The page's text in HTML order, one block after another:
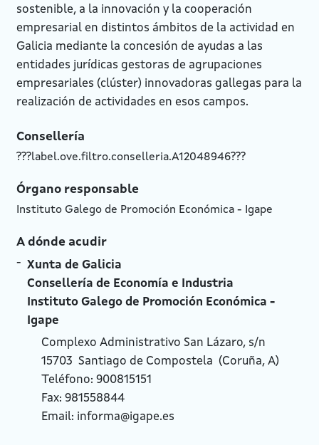
sostenible, a la innovación y la cooperación
empresarial en distintos ámbitos de la actividad en
Galicia mediante la concesión de ayudas a las
entidades jurídicas gestoras de agrupaciones
empresariales (clúster) innovadoras gallegas para la
realización de actividades en esos campos.
Consellería
???label.ove.filtro.conselleria.A12048946???
Órgano responsable
Instituto Galego de Promoción Económica - Igape
A dónde acudir
Xunta de Galicia
Consellería de Economía e Industria
Instituto Galego de Promoción Económica -
Igape
Complexo Administrativo San Lázaro, s/n
15703 Santiago de Compostela (Coruña, A)
Teléfono: 900815151
Fax: 981558844
Email: informa@igape.es